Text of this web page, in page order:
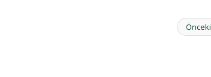
Önceki